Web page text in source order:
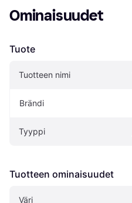
Ominaisuudet
Tuote
Tuotteen nimi
Brändi
Tyyppi
Tuotteen ominaisuudet
Väri